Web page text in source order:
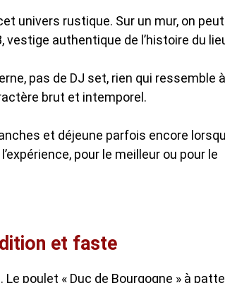
univers rustique. Sur un mur, on peut
vestige authentique de l’histoire du
pas de DJ set, rien qui ressemble à
brut et intemporel.
et déjeune parfois encore
pour le meilleur ou pour le
et faste
poulet « Duc de Bourgogne » à